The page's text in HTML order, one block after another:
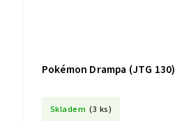
Pokémon Drampa (JTG 130)
Skladem (3 ks)